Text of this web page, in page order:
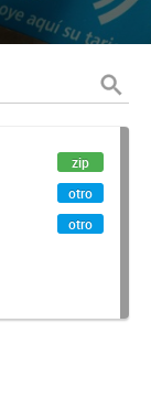
zip
otro
otro